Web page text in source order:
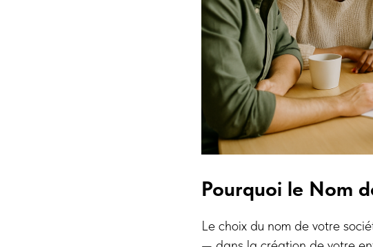
Pourquoi le Nom
Le choix du nom de votre